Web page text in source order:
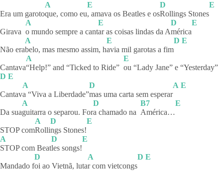
Era um garoto
A
que, como eu
E
, amava os Beatles e os
D
Rollings Stones
E
Girava
A
o mundo sempre a cant
E
ar as coisas lindas da A
D
mérica
E
Não era
A
belo, mas mesmo assim, h
E
avia mil garotas a fim
D E
Cantava
A
“Help!” and “Ticked to Ride”
E
ou “Lady Jane” e “Yesterday”
D E
Cantav
A
a “Viva a Liberdade”
D
mas uma carta sem esperar
A E
Da sua
A
guitarra o separou. For
D
a chamado na
B7
América…
E
STOP com
A
Rolli
D
ngs Stones!
E
A
STOP com Beat
D
les songs!
E
Mandado f
D
oi ao Vietnã, luta
A
r com vietcongs
D E